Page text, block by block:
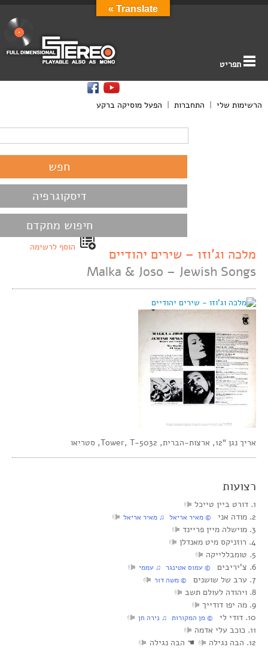
תפריט
הרשימות שלי | התחברות | הפעל מוסיקה ברקע
דיסקוגרפיה
חיפוש מתקדם
הוסף לרשימה
מלכה וג’וזו – שירים יהודיים
Malka & Joso – Jewish Songs
אריך נגן “12, ארצות-הברית, Tower, T-5032, סטריאו
רצועות
1. דורט ביין טייכל
2. מודה אני
© מאיר אריאל ♫ מאיר אריאל
3. מוישלה מיין פריינד
4. רוזניקס מיט מאנדלן
5. טומבללייקה
6. צ’יריבים
© עמוס אטינגר ♫ עממי
7. ערב של שושנים © משה דור
8. ויהודה לעולם תשב
9. מה יפו דודייך
10. דודי לי
© מן המקורות ♫ נירה חן
11. כוכב עלי אדמה
12. הבה נגילה
☚ הבה נגילה
Translate »